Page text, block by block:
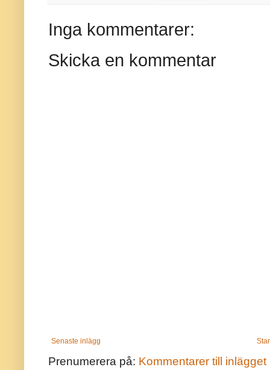
Inga kommentarer:
Skicka en kommentar
Senaste inlägg
Prenumerera på: Kommentarer till inlägget